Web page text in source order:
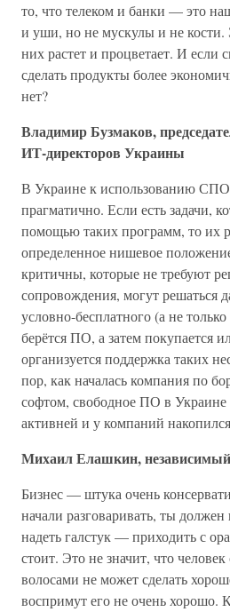
то, что телеком и банки — это
и уши, но не мускулы и не кости.
них растет и процветает. И
сделать продукты более
нет?
Владимир Бузмаков,
ИТ-директоров Украины
В Украине к использованию СПО
прагматично. Если есть задачи,
помощью таких программ, то их
определенное нишевое
критичны, которые не требуют
сопровождения, могут решаться
условно-бесплатного (а не
берётся ПО, а затем покупается
организуется поддержка таких
пор, как началась компания по
софтом, свободное ПО в Украине
активней и у компаний
Михаил Елашкин, независимый
Бизнес — штука очень
начали разговаривать, ты
надеть галстук — приходить с
стоит. Это не значит, что
волосами не может сделать
воспримут его не очень хорошо.